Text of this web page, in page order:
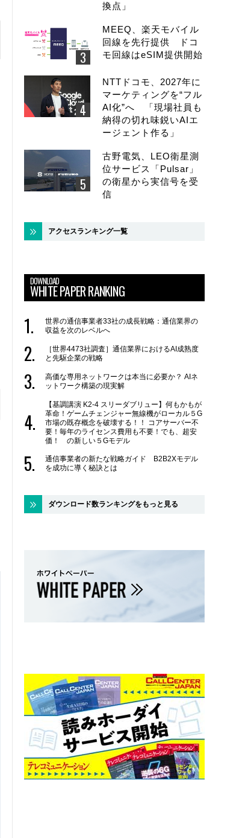
ソリューション特集
イーサネットで作るGPUネットワー
ク 間近に迫る1.6TbE時代とローカ
ルLLMに備えを
ソリューション特集
6GHz帯Wi-Fiは「
末」で Wi-Fi 7へ
こう
換点」
MEEQ、楽天モバイル
回線を先行提供 ドコ
モ回線はeSIM提供開始
NTTドコモ、2027年に
マーケティングを“フル
AI化”へ 「現場社員も
納得の切れ味鋭いAIエ
ージェント作る」
古野電気、LEO衛星測
位サービス「Pulsar」
の衛星から実信号を受
信
アクセスランキング一覧
DOWNLOAD
WHITE PAPER RANKING
世界の通信事業者33社の成長戦略：通信業界の
収益を次のレベルへ
［世界4473社調査］通信業界におけるAI成熟度
と先駆企業の戦略
高価な専用ネットワークは本当に必要か？ AIネ
ットワーク構築の現実解
【基調講演 K2-4 スリーダブリュー】何もかもが
革命！ゲームチェンジャー無線機がローカル５G
市場の既存概念を破壊する！！ コアサーバー不
要！毎年のライセンス費用も不要！でも、超安
価！ の新しい５Gモデル
通信事業者の新たな戦略ガイド B2B2Xモデル
を成功に導く秘訣とは
ダウンロード数ランキングをもっと見る